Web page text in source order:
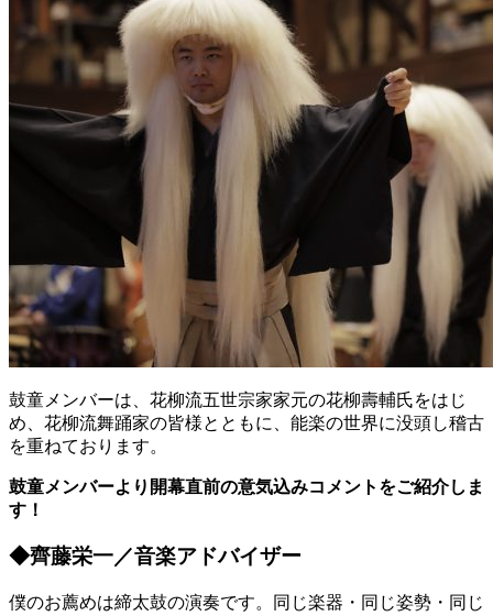
鼓童メンバーは、花柳流五世宗家家元の花柳壽輔氏をはじ
め、花柳流舞踊家の皆様とともに、能楽の世界に没頭し稽古
を重ねております。
鼓童メンバーより開幕直前の意気込みコメントをご紹介しま
す！
◆齊藤栄一／音楽アドバイザー
僕のお薦めは締太鼓の演奏です。同じ楽器・同じ姿勢・同じ